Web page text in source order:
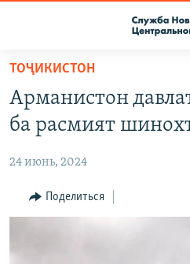
Вернуться
основному
содержанию
Вернутся
навигации
Вернутся
ПОДПИСКА
КОНТАКТЫ
RFE/RL ДИРЕКТ
НАСТОЯЩЕЕ ВРЕМЯ
ТОҶИКИСТОН
Арманистон
ба расмият
24 июнь, 2024
Поделиться